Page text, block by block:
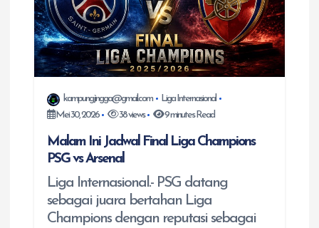
kampungjingga@gmail.com
Liga Internasional
Mei 30, 2026
38 views 9 minutes Read
Malam Ini Jadwal Final Liga Champions
PSG vs Arsenal
Liga Internasional.- PSG datang
sebagai juara bertahan Liga
Champions dengan reputasi sebagai